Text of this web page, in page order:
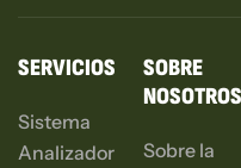
SERVICIOS
Sistema
Analizador
SOBRE
NOSOTROS
Sobre la